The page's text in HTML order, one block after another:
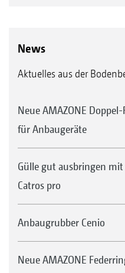
News
Aktuelles aus der
Neue AMAZONE
für Anbaugeräte
Gülle gut ausbringen
Catros pro
Anbaugrubber Cenio
Neue AMAZONE